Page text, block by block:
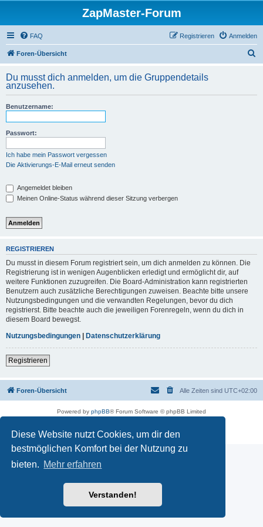
Diese Website nutzt Cookies, um dir den
bestmöglichen Komfort bei der Nutzung zu
bieten. Mehr erfahren
Verstanden!
ZapMaster-Forum
FAQ Anmelden
Registrieren
Foren-Übersicht
h
Du musst dich anmelden, um die Gruppendetails
anzusehen.
Benutzername:
Passwort:
Ich habe mein Passwort vergessen
Die Aktivierungs-E-Mail erneut senden
Angemeldet bleiben
Meinen Online-Status während dieser Sitzung verbergen
REGISTRIEREN
Du musst in diesem Forum registriert sein, um dich anmelden zu können. Die
Registrierung ist in wenigen Augenblicken erledigt und ermöglicht dir, auf
weitere Funktionen zuzugreifen. Die Board-Administration kann registrierten
Benutzern auch zusätzliche Berechtigungen zuweisen. Beachte bitte unsere
Nutzungsbedingungen und die verwandten Regelungen, bevor du dich
registrierst. Bitte beachte auch die jeweiligen Forenregeln, wenn du dich in
diesem Board bewegst.
Nutzungsbedingungen | Datenschutzerklärung
Registrieren
Foren-Übersicht Alle Zeiten sind UTC+02:00
Powered by phpBB® Forum Software © phpBB Limited
Datenschutz|Nutzungsbedingungen